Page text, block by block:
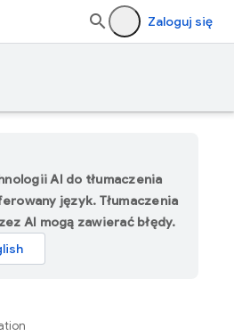
Zaloguj się
AI do tłumaczenia
język. Tłumaczenia
AI mogą zawierać błędy.